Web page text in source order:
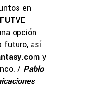
en
opción
futuro, así
y
/ Pablo